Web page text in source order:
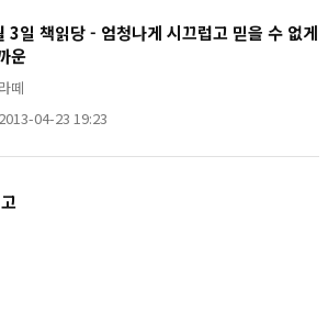
3일 책읽당 - 엄청나게 시끄럽고 믿을 수 없게
운
라떼
2013-04-23 19:23